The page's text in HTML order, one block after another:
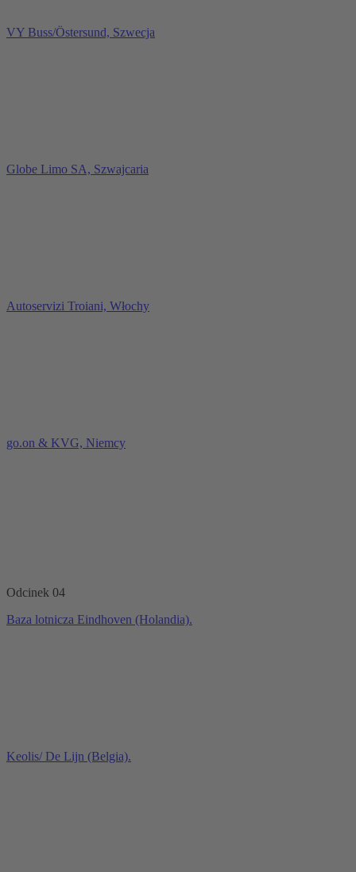
VY Buss/Östersund, Szwecja
Globe Limo SA, Szwajcaria
Autoservizi Troiani, Włochy
go.on & KVG, Niemcy
Odcinek 04
Baza lotnicza Eindhoven (Holandia).
Keolis/ De Lijn (Belgia).